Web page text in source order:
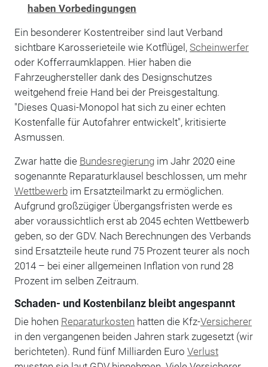
haben Vorbedingungen
Ein besonderer Kostentreiber sind laut Verband
sichtbare Karosserieteile wie Kotflügel, Scheinwerfer
oder Kofferraumklappen. Hier haben die
Fahrzeughersteller dank des Designschutzes
weitgehend freie Hand bei der Preisgestaltung.
"Dieses Quasi-Monopol hat sich zu einer echten
Kostenfalle für Autofahrer entwickelt", kritisierte
Asmussen.
Zwar hatte die Bundesregierungim Jahr 2020 eine
sogenannte Reparaturklausel beschlossen, um mehr
Wettbewerbim Ersatzteilmarkt zu ermöglichen.
Aufgrund großzügiger Übergangsfristen werde es
aber voraussichtlich erst ab 2045 echten Wettbewerb
geben, so der GDV. Nach Berechnungen des Verbands
sind Ersatzteile heute rund 75 Prozent teurer als noch
2014 – bei einer allgemeinen Inflation von rund 28
Prozent im selben Zeitraum.
Schaden- und Kostenbilanz bleibt angespannt
Die hohen Reparaturkosten hatten die Kfz-Versicherer
in den vergangenen beiden Jahren stark zugesetzt (wir
berichteten). Rund fünf Milliarden Euro Verlust